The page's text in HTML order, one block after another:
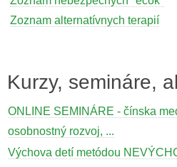
Zoznam alternatívnych terapií
Kurzy, semináre,
ONLINE SEMINÁRE - čínska
osobnostný rozvoj, ...
Výchova detí metódou